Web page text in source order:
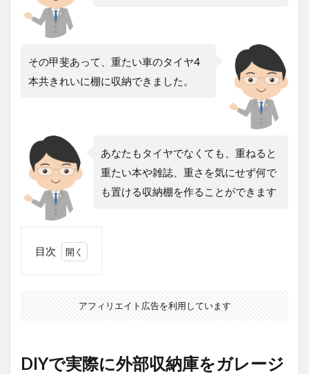
その甲斐あって、重たい車のタイヤ4
本共きれいに棚に収納できました。
あなたもタイヤでなくても、重ねると
重たい本や雑誌、重さを気にせず何で
も置ける収納棚を作ることができます
目次
ガレ
アフィリエイト広告を利用しています
DIYで実際に外部収納庫をガレージ